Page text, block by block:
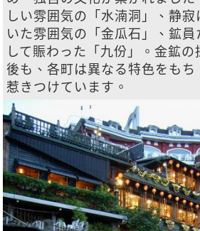
しい雰囲気の「水湳洞」、静
いた雰囲気の「金瓜石」、鉱員
して賑わった「九份」。金鉱の
後も、各町は異なる特色をもち
惹きつけています。